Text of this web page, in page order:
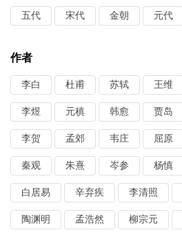
五代 宋代 金朝 元代
作者
李白 杜甫 苏轼 王维
李煜 元稹 韩愈 贾岛
李贺 孟郊 韦庄 屈原
秦观 朱熹 岑参 杨慎
白居易 辛弃疾 李清照
陶渊明 孟浩然 柳宗元